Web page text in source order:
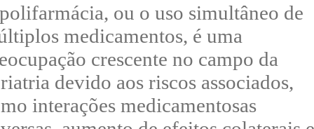
ou o uso simultâneo de
medicamentos, é uma
crescente no campo da
devido aos riscos associados,
interações medicamentosas